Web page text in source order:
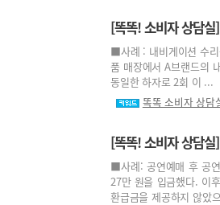
[똑똑! 소비자 상담실
■사례 : 내비게이션 수리
품 매장에서 A브랜드의
동일한 하자로 2회 이
똑똑 소비자 상담
[똑똑! 소비자 상담
■사례: 공연예매 후 공
27만 원을 입금했다. 이
환급금을 제공하지 않